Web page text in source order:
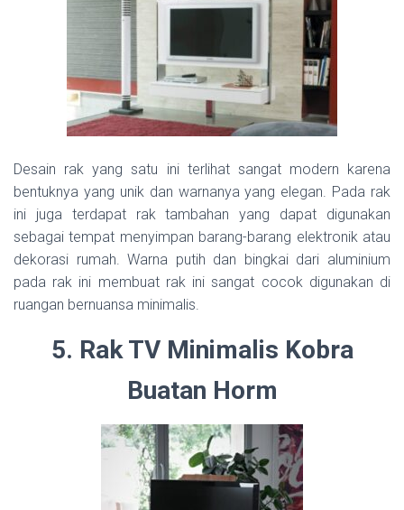
Desain rak yang satu ini terlihat sangat modern karena
bentuknya yang unik dan warnanya yang elegan. Pada rak
ini juga terdapat rak tambahan yang dapat digunakan
sebagai tempat menyimpan barang-barang elektronik atau
dekorasi rumah. Warna putih dan bingkai dari aluminium
pada rak ini membuat rak ini sangat cocok digunakan di
ruangan bernuansa minimalis.
5. Rak TV Minimalis Kobra
Buatan Horm